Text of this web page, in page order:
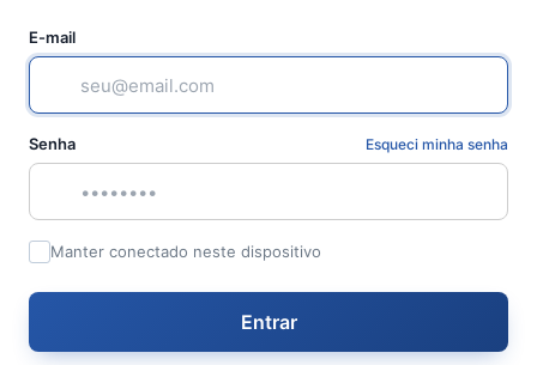
E-mail
Senha Esqueci minha senha
Manter conectado neste dispositivo